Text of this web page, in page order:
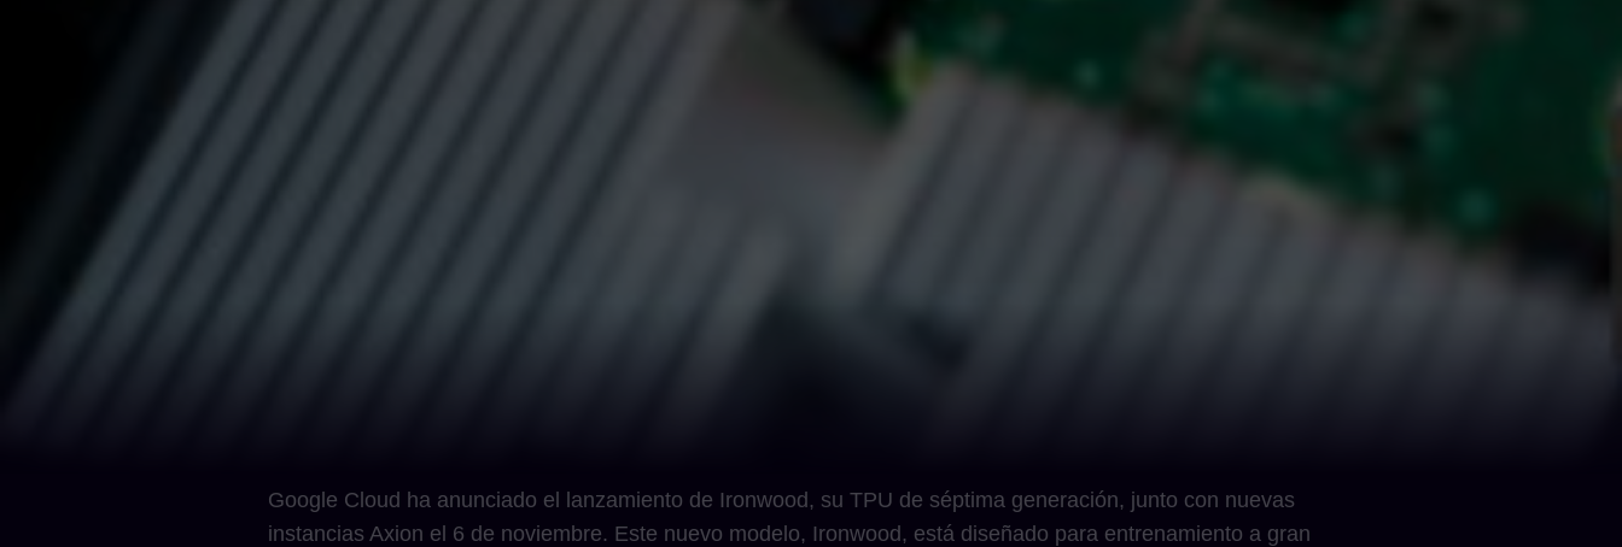
Google Cloud ha anunciado el lanzamiento de Ironwood, su TPU de séptima generación, junto con nuevas
instancias Axion el 6 de noviembre. Este nuevo modelo, Ironwood, está diseñado para entrenamiento a gran